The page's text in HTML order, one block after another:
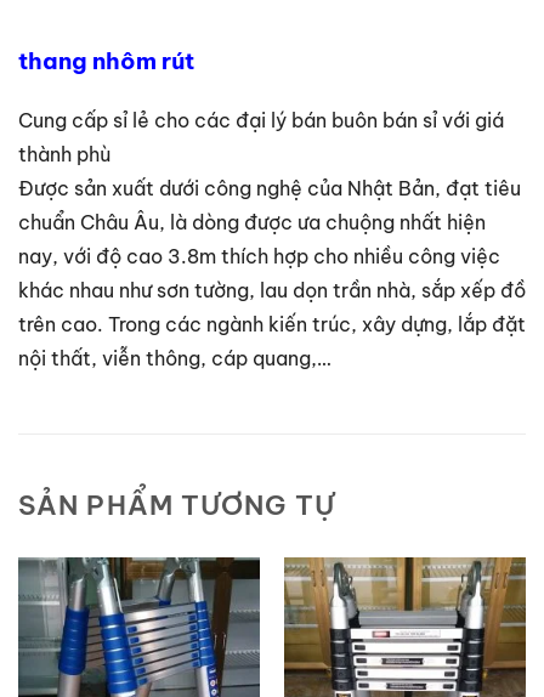
thang nhôm rút
Cung cấp sỉ lẻ cho các đại lý bán buôn bán sỉ với giá
thành phù
Được sản xuất dưới công nghệ của Nhật Bản, đạt tiêu
chuẩn Châu Âu, là dòng được ưa chuộng nhất hiện
nay, với độ cao 3.8m thích hợp cho nhiều công việc
khác nhau như sơn tường, lau dọn trần nhà, sắp xếp đồ
trên cao. Trong các ngành kiến trúc, xây dựng, lắp đặt
nội thất, viễn thông, cáp quang,…
SẢN PHẨM TƯƠNG TỰ